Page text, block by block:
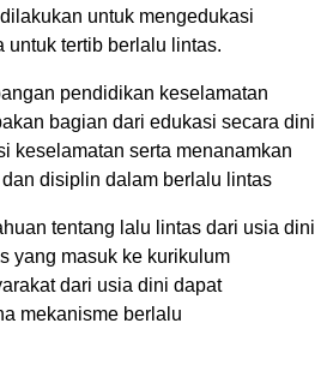
untuk mengedukasi
untuk tertib berlalu lintas.
pendidikan keselamatan
bagian dari edukasi secara dini
keselamatan serta menanamkan
disiplin dalam berlalu lintas
tentang lalu lintas dari usia dini
yang masuk ke kurikulum
dari usia dini dapat
mekanisme berlalu